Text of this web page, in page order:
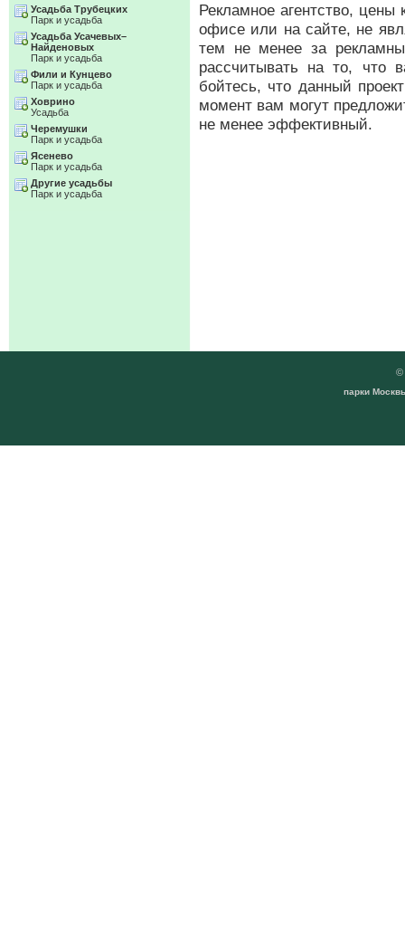
Рекламное агентство,
офисе или на сайте, не
тем не менее за
рассчитывать на то, что
бойтесь, что данный
момент вам могут
не менее эффективный.
Усадьба Трубецких
Парк и усадьба
Усадьба Усачевых–
Найденовых
Парк и усадьба
Фили и Кунцево
Парк и усадьба
Ховрино
Усадьба
Черемушки
Парк и усадьба
Ясенево
Парк и усадьба
Другие усадьбы
Парк и усадьба
©
парки